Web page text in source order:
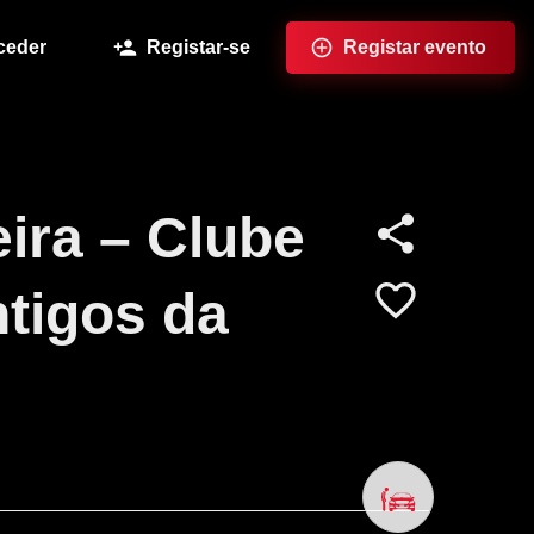
Registar-se Registar evento
– Clube
da